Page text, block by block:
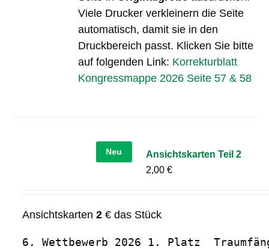
Viele Drucker verkleinern die Seite
automatisch, damit sie in den
Druckbereich passt. Klicken Sie bitte
auf folgenden Link: Korrekturblatt
Kongressmappe 2026 Seite 57 & 58
Neu
Ansichtskarten Teil 2
2,00 €
Ansichtskarten 2€ das Stück
6. Wettbewerb 2026 1. Platz